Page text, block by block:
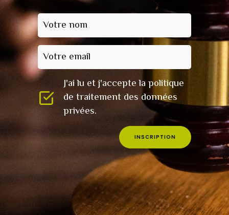
Votre nom
Votre email
J'ai lu et j'accepte la politique
de traitement des données
privées.
INSCRIPTION